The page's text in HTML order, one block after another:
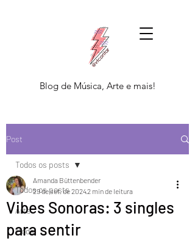
Blog de Música, Arte e mais!
Post
Todos os posts
Arte
Moda
Todos os posts
Vibes Sonoras: 3 singles
para sentir
Amanda Büttenbender
29 de set. de 20242 min de leitura